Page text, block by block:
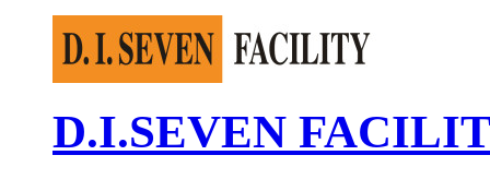
D.I.SEVEN